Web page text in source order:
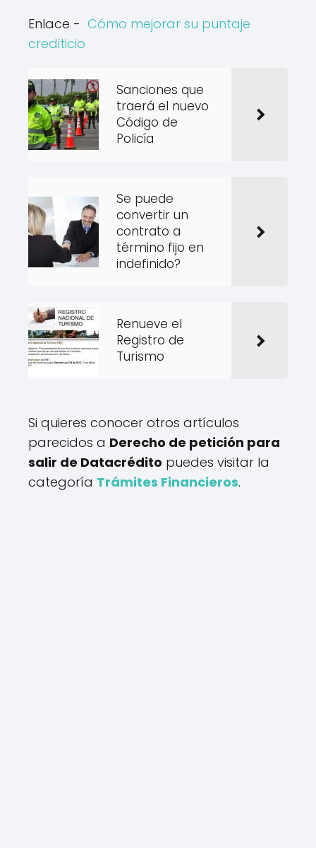
Enlace - Cómo mejorar su puntaje
crediticio
Sanciones que
traerá el nuevo
Código de
Policía
Se puede
convertir un
contrato a
término fijo en
indefinido?
Renueve el
Registro de
Turismo
Si quieres conocer otros artículos
parecidos a Derecho de petición para
salir de Datacrédito puedes visitar la
categoría Trámites Financieros.